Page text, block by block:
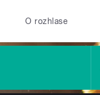
O rozhlase